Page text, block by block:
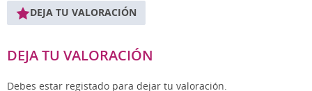
DEJA TU VALORACIÓN
DEJA TU VALORACIÓN
Debes estar registado para dejar tu valoración.